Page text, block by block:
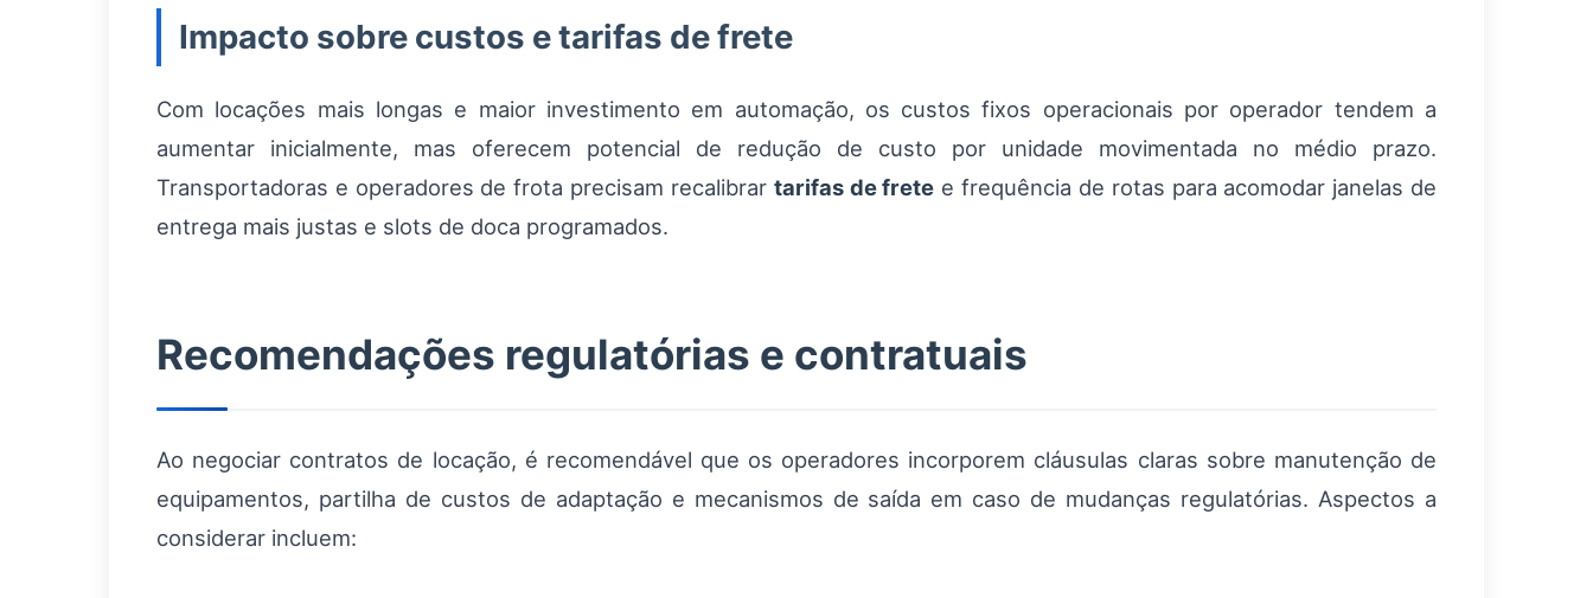
Impacto sobre custos e tarifas de frete
Com locações mais longas e maior investimento em automação, os custos fixos operacionais por operador tendem a
aumentar inicialmente, mas oferecem potencial de redução de custo por unidade movimentada no médio prazo.
Transportadoras e operadores de frota precisam recalibrar tarifas de frete e frequência de rotas para acomodar janelas de
entrega mais justas e slots de doca programados.
Recomendações regulatórias e contratuais
Ao negociar contratos de locação, é recomendável que os operadores incorporem cláusulas claras sobre manutenção de
equipamentos, partilha de custos de adaptação e mecanismos de saída em caso de mudanças regulatórias. Aspectos a
considerar incluem: